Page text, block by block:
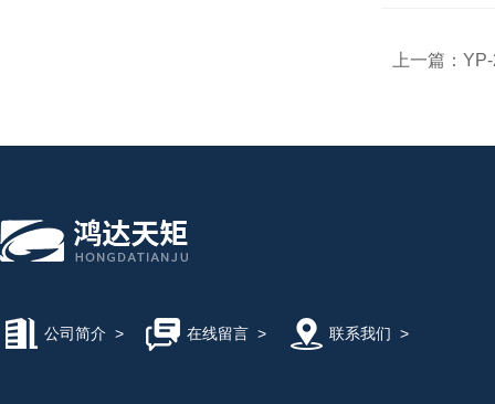
上一篇：
公司简介 > 在线留言> 联系我们 >